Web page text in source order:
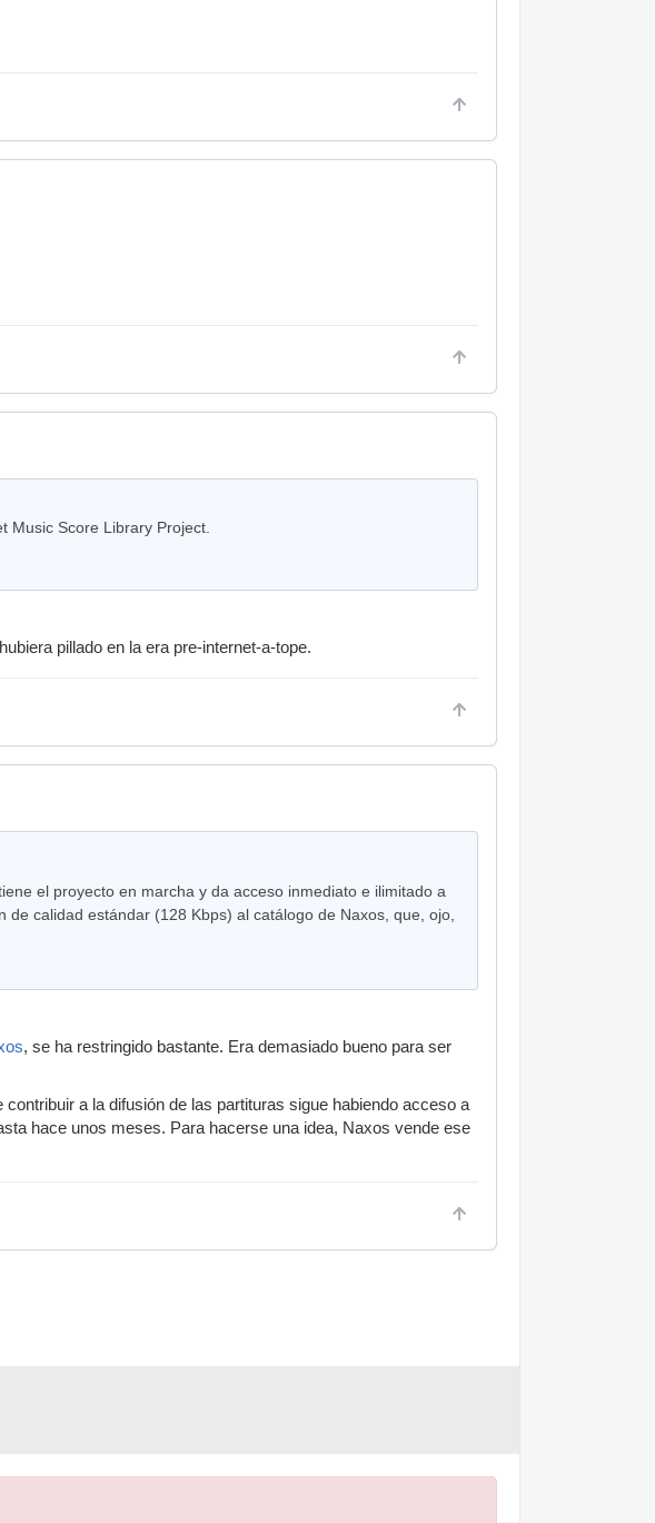
Music Score Library Project.
pillado en la era pre-internet-a-tope.
el proyecto en marcha y da acceso inmediato e ilimitado a
calidad estándar (128 Kbps) al catálogo de Naxos, que, ojo,
, se ha restringido bastante. Era demasiado bueno para ser
a la difusión de las partituras sigue habiendo acceso a
hace unos meses. Para hacerse una idea, Naxos vende ese